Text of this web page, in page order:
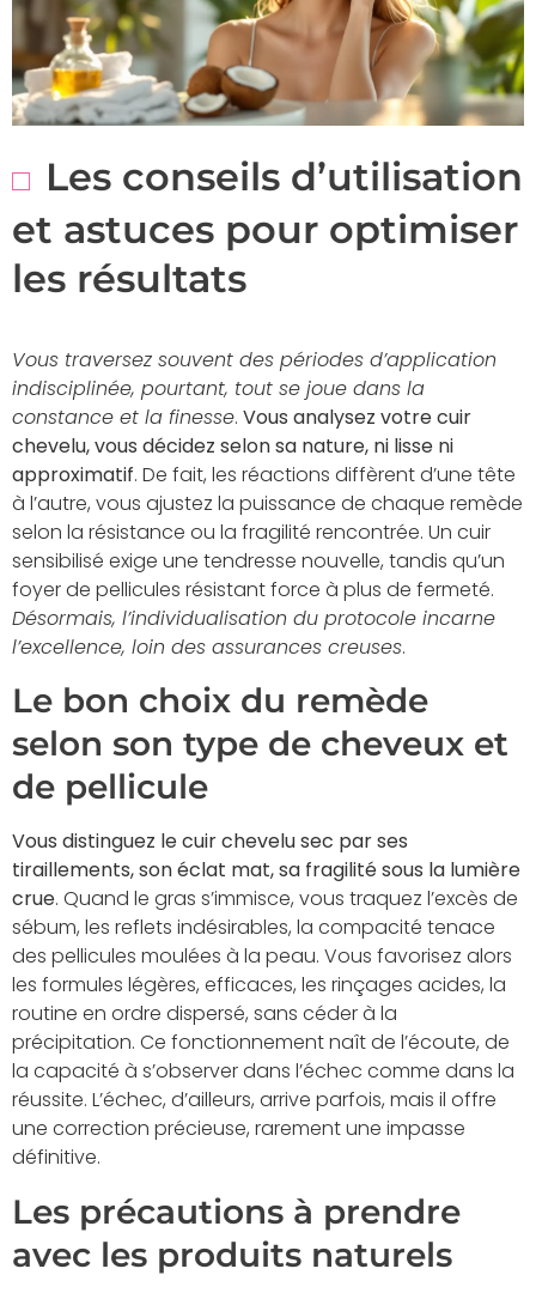
Les conseils d’utilisation
et astuces pour optimiser
les résultats
Vous traversez souvent des périodes d’application
indisciplinée, pourtant, tout se joue dans la
constance et la finesse. Vous analysez votre cuir
chevelu, vous décidez selon sa nature, ni lisse ni
approximatif. De fait, les réactions diffèrent d’une tête
à l’autre, vous ajustez la puissance de chaque remède
selon la résistance ou la fragilité rencontrée. Un cuir
sensibilisé exige une tendresse nouvelle, tandis qu’un
foyer de pellicules résistant force à plus de fermeté.
Désormais, l’individualisation du protocole incarne
l’excellence, loin des assurances creuses.
Le bon choix du remède
selon son type de cheveux et
de pellicule
Vous distinguez le cuir chevelu sec par ses
tiraillements, son éclat mat, sa fragilité sous la lumière
crue. Quand le gras s’immisce, vous traquez l’excès de
sébum, les reflets indésirables, la compacité tenace
des pellicules moulées à la peau. Vous favorisez alors
les formules légères, efficaces, les rinçages acides, la
routine en ordre dispersé, sans céder à la
précipitation. Ce fonctionnement naît de l’écoute, de
la capacité à s’observer dans l’échec comme dans la
réussite. L’échec, d’ailleurs, arrive parfois, mais il offre
une correction précieuse, rarement une impasse
définitive.
Les précautions à prendre
avec les produits naturels